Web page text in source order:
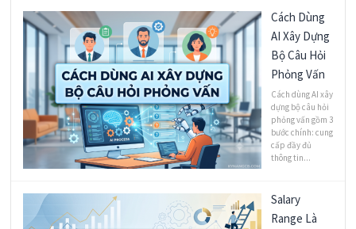
Cách Dùng
AI Xây Dựng
Bộ Câu Hỏi
Phỏng Vấn
Cách dùng AI xây
dựng bộ câu hỏi
phỏng vấn gồm 3
bước chính: cung
cấp đầy đủ
thông tin...
Salary
Range Là